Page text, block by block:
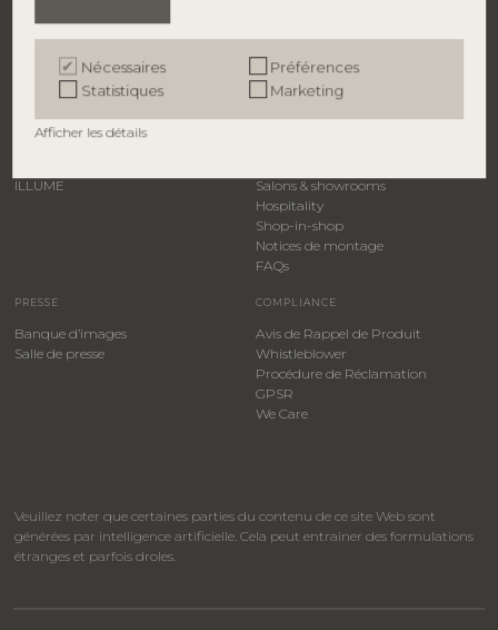
Nécessaires
Préférences
Statistiques
Marketing
Afficher les détails
TVA: 27 91 90 81
info@bloomingville.com
BRANDS
Bloomingville
ILLUME
B2B
Salons & showrooms
Hospitality
​Shop-in-shop
Notices de montage
FAQs
PRESSE
Banque d’images
Salle de presse
COMPLIANCE
Avis de Rappel de Produit
Whistleblower
​Procédure de Réclamation
GPSR
We Care
Veuillez noter que certaines parties du contenu de ce site Web sont
générées par intelligence artificielle. Cela peut entraîner des formulations
étranges et parfois droles.